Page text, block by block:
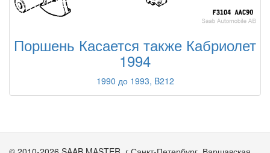
Поршень Касается также Кабриолет
1994
1990 до 1993, B212